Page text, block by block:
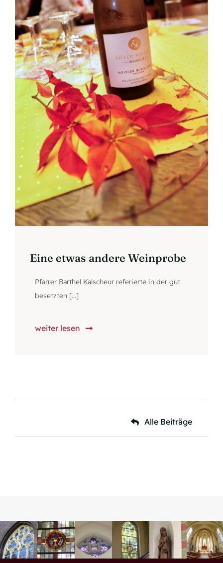
Eine etwas andere Weinprobe
Pfarrer Barthel Kalscheur referierte in der gut
besetzten [...]
weiter lesen
Alle Beiträge